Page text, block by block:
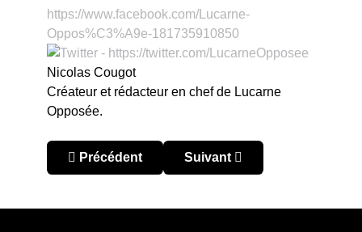
Nicolas Cougot
Créateur et rédacteur en chef de Lucarne
Opposée.
Article précédent : Pérou : premiers écarts
Précédent Article suivant : Pérou : la
Suivant